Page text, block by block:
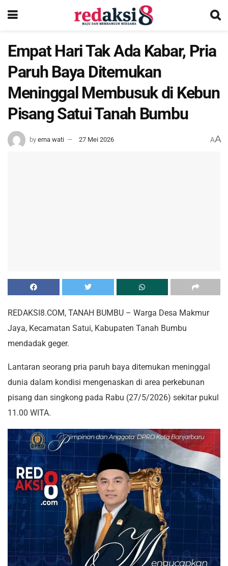
Empat Hari Tak Ada Kabar, Pria
Paruh Baya Ditemukan
Meninggal Membusuk di Kebun
Pisang Satui Tanah Bumbu
by erna wati 27 Mei 2026 AA
REDAKSI8.COM, TANAH BUMBU – Warga Desa Makmur
Jaya, Kecamatan Satui, Kabupaten Tanah Bumbu
mendadak geger.
Lantaran seorang pria paruh baya ditemukan meninggal
dunia dalam kondisi mengenaskan di area perkebunan
pisang dan singkong pada Rabu (27/5/2026) sekitar pukul
11.00 WITA.